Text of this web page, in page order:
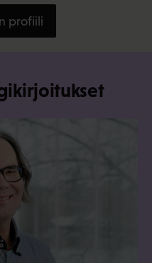
profiili